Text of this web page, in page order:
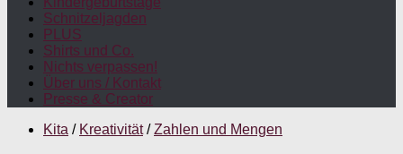
Schnitzeljagden
PLUS
Shirts und Co.
Nichts verpassen!
Über uns / Kontakt
Presse & Creator
Kita / Kreativität / Zahlen und Mengen